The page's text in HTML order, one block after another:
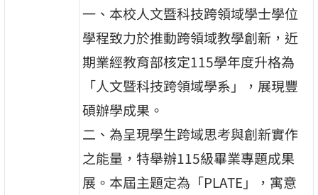
一、本校人文暨科技跨領域學士學位
學程致力於推動跨領域教學創新，近
期業經教育部核定115學年度升格為
「人文暨科技跨領域學系」，展現豐
碩辦學成果。
二、為呈現學生跨域思考與創新實作
之能量，特舉辦115級畢業專題成果
展。本屆主題定為「PLATE」，寓意